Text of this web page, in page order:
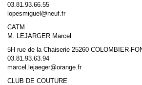
03.81.93.66.55
lopesmiguel@neuf.fr
CATM
M. LEJARGER Marcel
5H rue de la Chaiserie 25260 COLOMBIER-
03.81.93.63.94
marcel.lejaeger@orange.fr
CLUB DE COUTURE